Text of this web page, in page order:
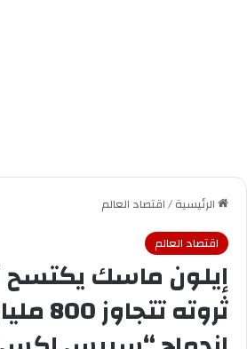
الرئيسية/اقتصاد العالم
اقتصاد العالم
إيلون ماسك يكتسح
ثروته